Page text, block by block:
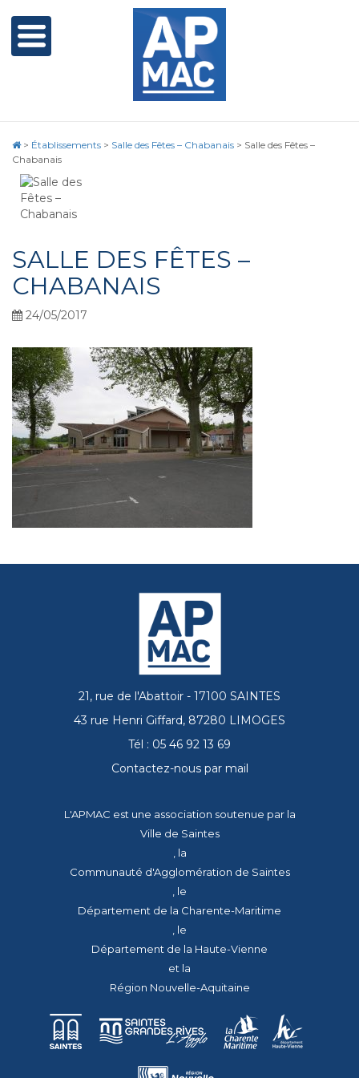
> Établissements > Salle des Fêtes – Chabanais > Salle des Fêtes –
Chabanais
SALLE DES FÊTES –
CHABANAIS
24/05/2017
21, rue de l'Abattoir - 17100 SAINTES
43 rue Henri Giffard, 87280 LIMOGES
Tél : 05 46 92 13 69
Contactez-nous par mail
L'APMAC est une association soutenue par la
Ville de Saintes
, la
Communauté d'Agglomération de Saintes
, le
Département de la Charente-Maritime
, le
Département de la Haute-Vienne
et la
Région Nouvelle-Aquitaine